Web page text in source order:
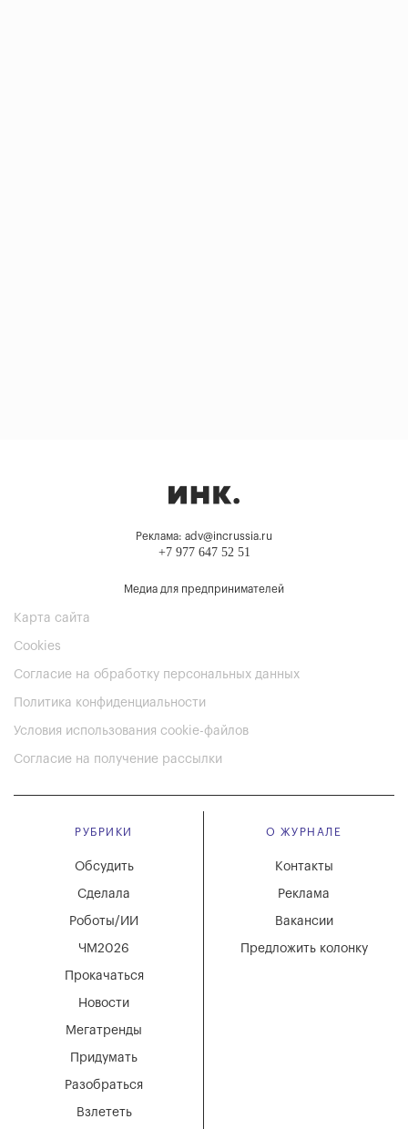
Реклама: adv@incrussia.ru
+7 977 647 52 51
Медиа для предпринимателей
Карта сайта
Cookies
Согласие на обработку персональных данных
Политика конфиденциальности
Условия использования cookie-файлов
Согласие на получение рассылки
РУБРИКИ
Мегатренды
Придумать
Разобраться
Взлететь
Новости
Обсудить
Сделала
Роботы/ИИ
ЧМ2026
Прокачаться
О ЖУРНАЛЕ
Вакансии
Реклама
Контакты
Предложить колонку